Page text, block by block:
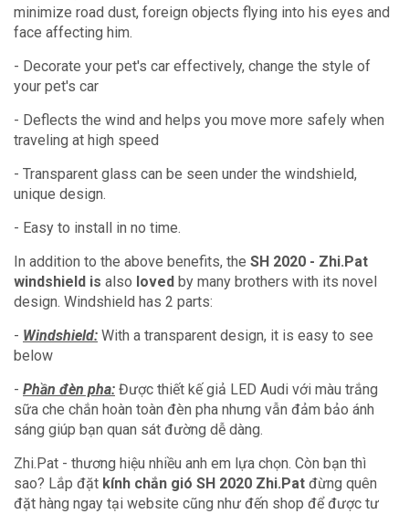
minimize road dust, foreign objects flying into his eyes and
face affecting him.
- Decorate your pet's car effectively, change the style of
your pet's car
- Deflects the wind and helps you move more safely when
traveling at high speed
- Transparent glass can be seen under the windshield,
unique design.
- Easy to install in no time.
In addition to the above benefits, the SH 2020 - Zhi.Pat
windshield is also loved by many brothers with its novel
design. Windshield has 2 parts:
- Windshield: With a transparent design, it is easy to see
below
- Phần đèn pha: Được thiết kế giả LED Audi với màu trắng
sữa che chắn hoàn toàn đèn pha nhưng vẫn đảm bảo ánh
sáng giúp bạn quan sát đường dễ dàng.
Zhi.Pat - thương hiệu nhiều anh em lựa chọn. Còn bạn thì
sao? Lắp đặt kính chắn gió SH 2020 Zhi.Pat đừng quên
đặt hàng ngay tại website cũng như đến shop để được tư